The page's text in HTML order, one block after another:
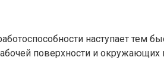
наступает тем
поверхности и